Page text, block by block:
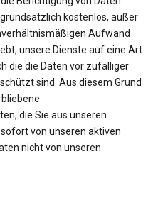
kostenlos, außer
Aufwand
unsere Dienste auf eine Art
die die Daten vor zufälliger
sind. Aus diesem Grund
die Sie aus unseren
von unseren aktiven
nicht von unseren